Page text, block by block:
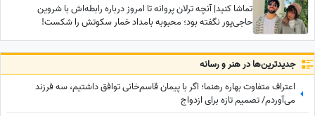
تماشا کنید| آنچه ترلان پروانه تا امروز درباره رابطه‌اش با شروین
حاجی‌پور نگفته بود؛ محبوبه بامداد خمار سکوتش را شکست!
جدید‌ترین‌ها در هنر و رسانه
اعتراف متفاوت بهاره رهنما؛ اگر با پیمان قاسم‌خانی توافق داشتیم، سه فرزند
می‌آوردم/ تصمیم تازه برای ازدواج